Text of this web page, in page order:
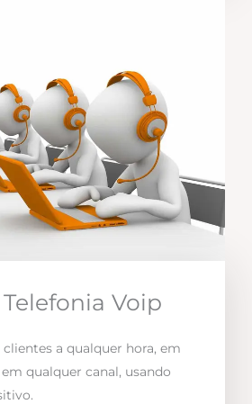
Voip
a qualquer hora, em
qualquer canal, usando